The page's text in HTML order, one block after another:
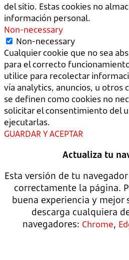
del sitio. Estas cookies no
información personal.
Non-necessary
Non-necessary
Cualquier cookie que no sea
para el correcto
utilice para recolectar
vía analytics, anuncios, u otros
se definen como cookies no
solicitar el consentimiento del
ejecutarlas.
GUARDAR Y ACEPTAR
Actualiza tu
Esta versión de tu
correctamente la página.
buena experiencia y mejor
descarga cualquiera
navegadores: Chrome,